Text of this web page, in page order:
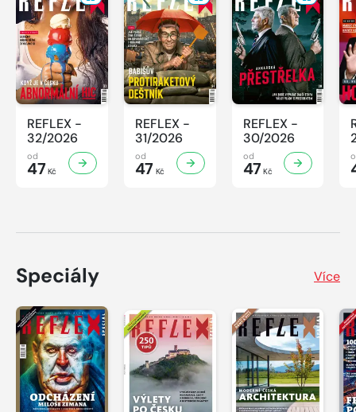
REFLEX -
32/2026
od
47 Kč
REFLEX -
31/2026
od
47 Kč
REFLEX -
30/2026
od
47Kč
Speciály Více